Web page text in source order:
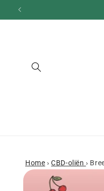
doorgaan
naar
Home › CBD-oliën›
Ga naar
productinformatie